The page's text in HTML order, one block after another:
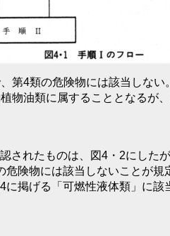
4類の危険物には該当しない。
油類に属することとなるが
たものは、図4・2にしたが
険物には該当しないことが規
掲げる「可燃性液体類」に該